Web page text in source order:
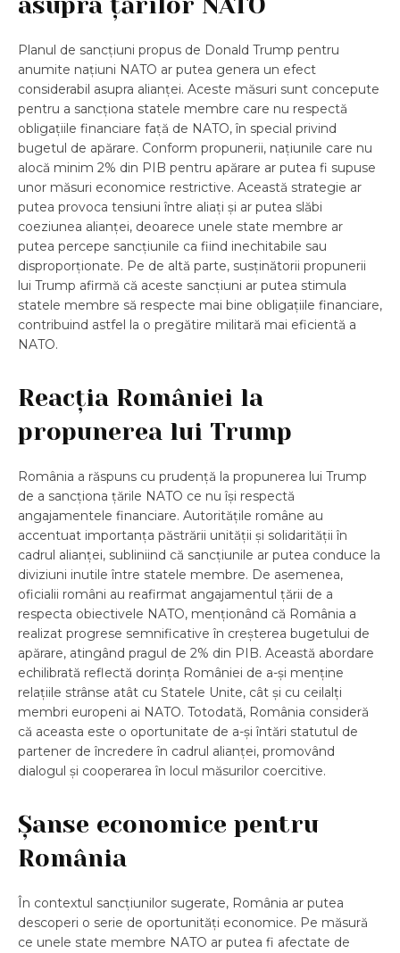
Planul de sancțiuni propus de Donald Trump pentru
anumite națiuni NATO ar putea genera un efect
considerabil asupra alianței. Aceste măsuri sunt concepute
pentru a sancționa statele membre care nu respectă
obligațiile financiare față de NATO, în special privind
bugetul de apărare. Conform propunerii, națiunile care nu
alocă minim 2% din PIB pentru apărare ar putea fi supuse
unor măsuri economice restrictive. Această strategie ar
putea provoca tensiuni între aliați și ar putea slăbi
coeziunea alianței, deoarece unele state membre ar
putea percepe sancțiunile ca fiind inechitabile sau
disproporționate. Pe de altă parte, susținătorii propunerii
lui Trump afirmă că aceste sancțiuni ar putea stimula
statele membre să respecte mai bine obligațiile financiare,
contribuind astfel la o pregătire militară mai eficientă a
NATO.
Reacția României la
propunerea lui Trump
România a răspuns cu prudență la propunerea lui Trump
de a sancționa țările NATO ce nu își respectă
angajamentele financiare. Autoritățile române au
accentuat importanța păstrării unității și solidarității în
cadrul alianței, subliniind că sancțiunile ar putea conduce la
diviziuni inutile între statele membre. De asemenea,
oficialii români au reafirmat angajamentul țării de a
respecta obiectivele NATO, menționând că România a
realizat progrese semnificative în creșterea bugetului de
apărare, atingând pragul de 2% din PIB. Această abordare
echilibrată reflectă dorința României de a-și menține
relațiile strânse atât cu Statele Unite, cât și cu ceilalți
membri europeni ai NATO. Totodată, România consideră
că aceasta este o oportunitate de a-și întări statutul de
partener de încredere în cadrul alianței, promovând
dialogul și cooperarea în locul măsurilor coercitive.
Șanse economice pentru
România
În contextul sancțiunilor sugerate, România ar putea
descoperi o serie de oportunități economice. Pe măsură
ce unele state membre NATO ar putea fi afectate de